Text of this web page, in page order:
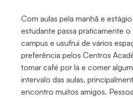
Com aulas pela manhã e
estudante passa praticamente
campus e usufrui de vários
preferência pelos Centros
tomar café por lá e comer
intervalo das aulas,
encontro muitos amigos.